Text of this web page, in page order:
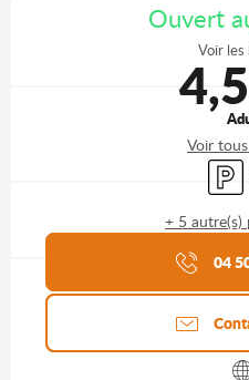
Ouvert
Voir les
Voir
+ 5 autre(s)
Agenda
04